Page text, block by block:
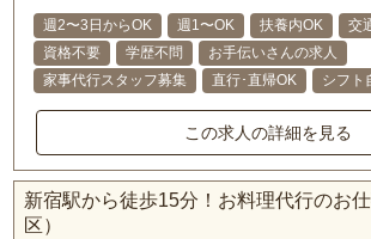
週2〜3日からOK 週1〜OK 扶養内OK
交
資格不要
学歴不問
お手伝いさんの求人
家事代行スタッフ募集
直行･直帰OK シフト
この求人の詳細を見る
新宿駅から徒歩15分！お料理代行のお
区）